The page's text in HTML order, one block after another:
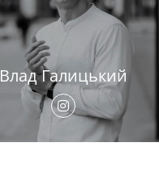
Влад Галицький